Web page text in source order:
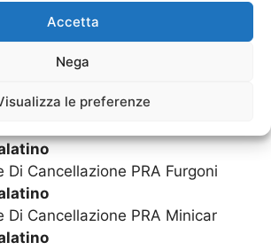
Accetta
Nega
le preferenze
ScooterColle Palatino
Di Cancellazione PRA AutoColle
Di Cancellazione PRA Furgoni
Di Cancellazione PRA Minicar